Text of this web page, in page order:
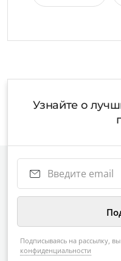
Узнайте о
Подписываясь на рассылку,
конфиденциальности